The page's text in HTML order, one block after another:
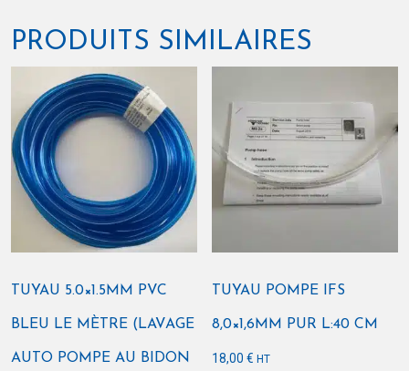
PRODUITS SIMILAIRES
TUYAU 5.0×1.5MM PVC
BLEU LE MÈTRE (LAVAGE
AUTO POMPE AU BIDON
TUYAU POMPE IFS
8,0×1,6MM PUR L:40 CM
18,00€ HT